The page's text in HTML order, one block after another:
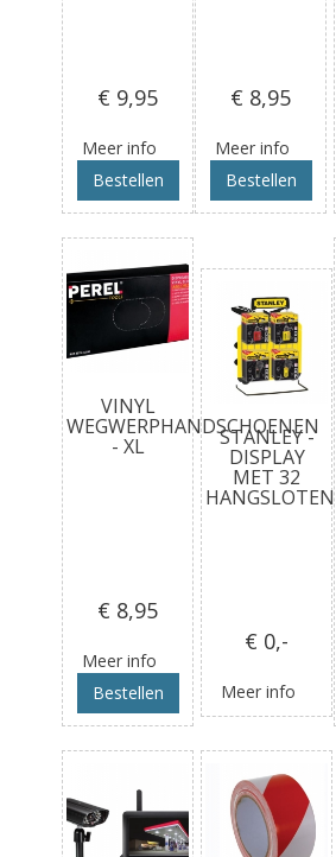
€ 9,95
Meer info
Bestellen
€ 8,95
Meer info
Bestellen
VINYL
WEGWERPHANDSCHOENEN
- XL
€ 8,95
Meer info
Bestellen
STANLEY -
DISPLAY
MET 32
HANGSLOTEN
€ 0,-
Meer info